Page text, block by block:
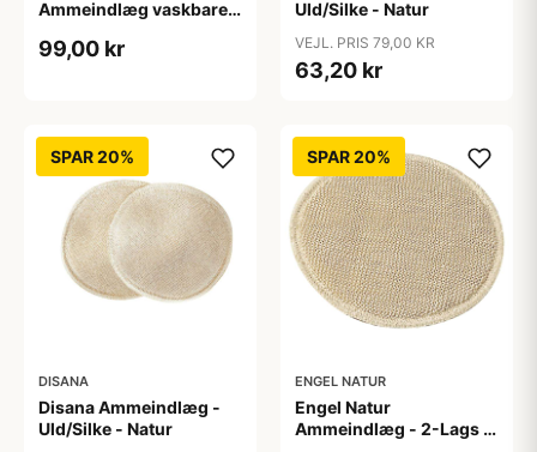
Ammeindlæg vaskbare
99,00 kr
Uld/Silke - Natur
VEJL. PRIS 79,00 KR
63,20 kr
SPAR 20%
DISANA
Disana Ammeindlæg -
Uld/Silke - Natur
SPAR 20%
ENGEL NATUR
Engel Natur
Ammeindlæg - 2-Lags -